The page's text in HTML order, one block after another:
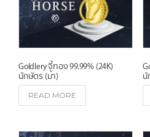
Goldlery จี้ทอง 99.99% (24K)
นักษัตร (ม้า)
READ MORE
นั